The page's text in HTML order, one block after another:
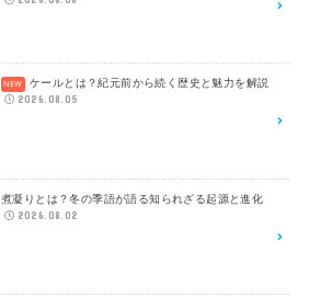
ケールとは？紀元前から続く歴史と魅力を解説
2026.08.05
煮凝りとは？冬の季語が語る知られざる起源と進化
2026.08.02